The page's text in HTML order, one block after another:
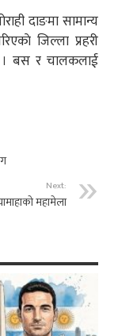
दाङमा सामान्य
जिल्ला प्रहरी
। बस र चालकलाई
Next:
महामेला